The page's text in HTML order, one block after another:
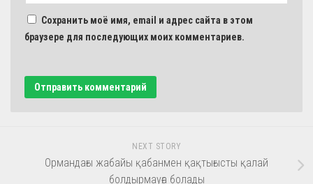
Сохранить моё имя, email и адрес сайта в этом
браузере для последующих моих комментариев.
NEXT STORY
Ормандағы жабайы қабанмен қақтығысты қалай
болдырмауға болады